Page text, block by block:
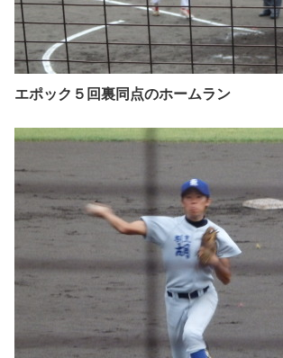
エポック５回裏同点のホームラン